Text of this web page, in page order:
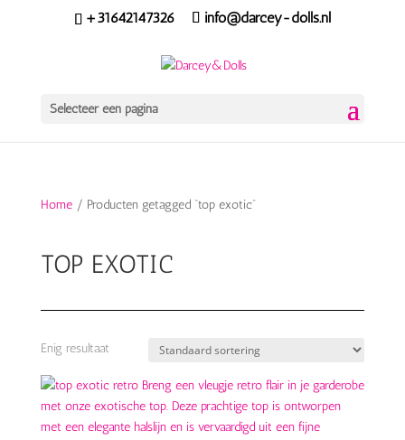
+31642147326 info@darcey-dolls.nl
Selecteer een pagina
Home/ Producten getagged “top exotic”
TOP EXOTIC
Enig resultaat